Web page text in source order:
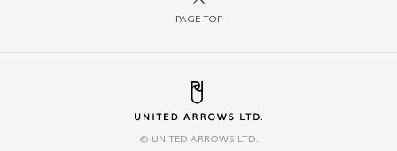
PAGE TOP
© UNITED ARROWS LTD.